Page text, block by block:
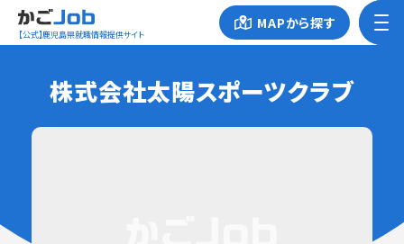
【公式】鹿児島県就職情報提供サイト
MAPから探す
株式会社太陽スポーツクラブ